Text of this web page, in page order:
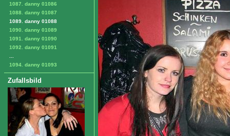
1087. danny 01086
1088. danny 01087
1089. danny 01088
1090. danny 01089
1091. danny 01090
1092. danny 01091
1094. danny 01093
Zufallsbild